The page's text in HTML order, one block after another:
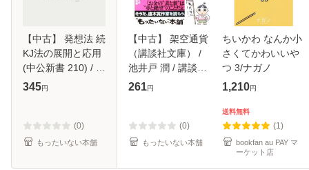
【中古】 発想法 続
KJ法の展開と応用
(中公新書 210) / 川
喜田二郎 / 中央公
345円
(0)
もったいない本舗
【中古】 架空通貨
（講談社文庫） /
池井戸 潤 / 講談社
[文庫]【メール便送
261円
(0)
もったいない本舗
ちいかわ なんか小
さくてかわいいや
つ 3/ナガノ
1,210円
送料無料
(1)
bookfan au PAY マ
ーケット店